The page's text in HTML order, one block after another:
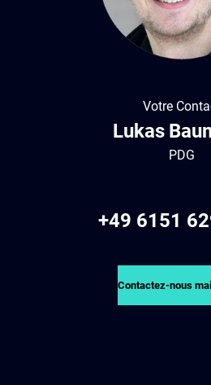
Votre
Lukas
PDG
+49 6151
Contactez-nous